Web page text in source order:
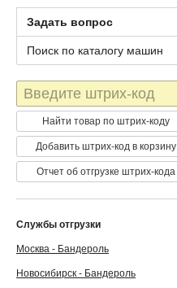
Задать вопрос
Поиск по каталогу машин
Штрих-
код
Найти товар по штрих-коду
Добавить штрих-код в корзину
Отчет об отгрузке штрих-кода
Службы отгрузки
Москва - Бандероль
Новосибирск - Бандероль